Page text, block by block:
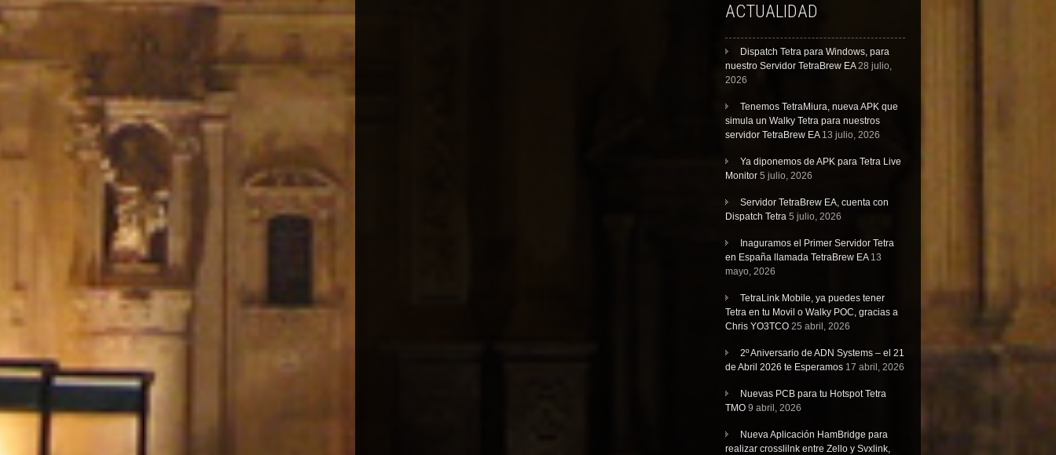
ACTUALIDAD
Dispatch Tetra para Windows, para
nuestro Servidor TetraBrew EA 28 julio,
2026
Tenemos TetraMiura, nueva APK que
simula un Walky Tetra para nuestros
servidor TetraBrew EA 13 julio, 2026
Ya diponemos de APK para Tetra Live
Monitor 5 julio, 2026
Servidor TetraBrew EA, cuenta con
Dispatch Tetra 5 julio, 2026
Inaguramos el Primer Servidor Tetra
en España llamada TetraBrew EA 13
mayo, 2026
TetraLink Mobile, ya puedes tener
Tetra en tu Movil o Walky POC, gracias a
Chris YO3TCO 25 abril, 2026
2º Aniversario de ADN Systems – el 21
de Abril 2026 te Esperamos 17 abril, 2026
Nuevas PCB para tu Hotspot Tetra
TMO 9 abril, 2026
Nueva Aplicación HamBridge para
realizar crosslilnk entre Zello y Svxlink,